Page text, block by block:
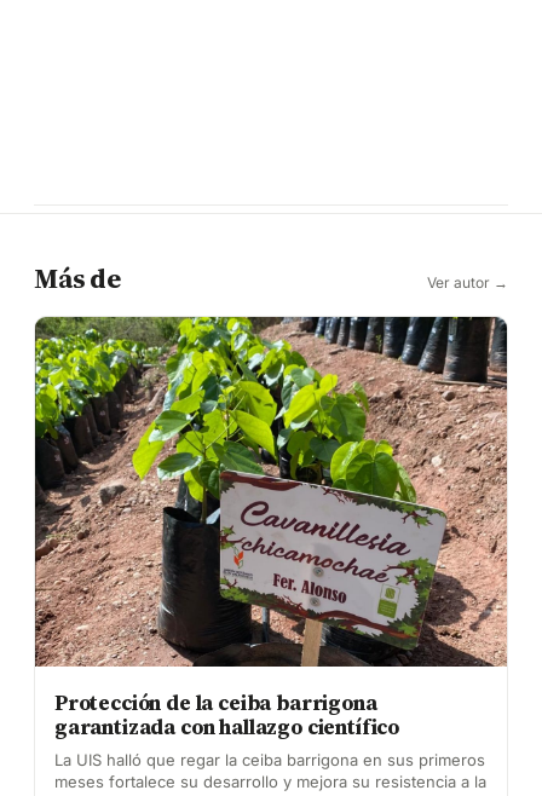
Más de Ver autor →
Protección de la ceiba barrigona
garantizada con hallazgo científico
La UIS halló que regar la ceiba barrigona en sus primeros
meses fortalece su desarrollo y mejora su resistencia a la